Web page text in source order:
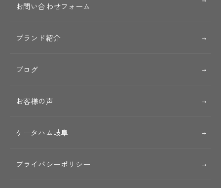
お問い合わせフォーム
ブランド紹介
ブログ
お客様の声
ケータハム岐阜
プライバシーポリシー